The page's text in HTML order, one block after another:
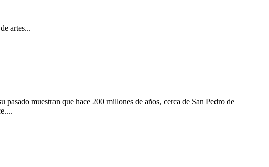
artes...
muestran que hace 200 millones de años, cerca de San Pedro de